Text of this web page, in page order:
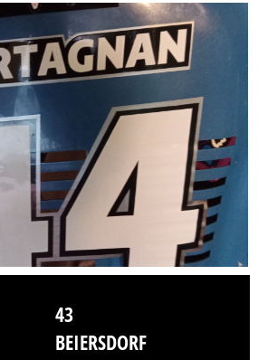
43
BEIERSDORF